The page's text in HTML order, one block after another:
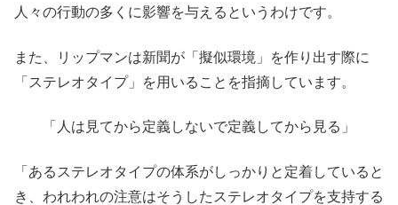
人々の行動の多くに影響を与えるというわけです。
また、リップマンは新聞が「擬似環境」を作り出す際に
「ステレオタイプ」を用いることを指摘しています。
「人は見てから定義しないで定義してから見る」
「あるステレオタイプの体系がしっかりと定着していると
き、われわれの注意はそうしたステレオタイプを支持する